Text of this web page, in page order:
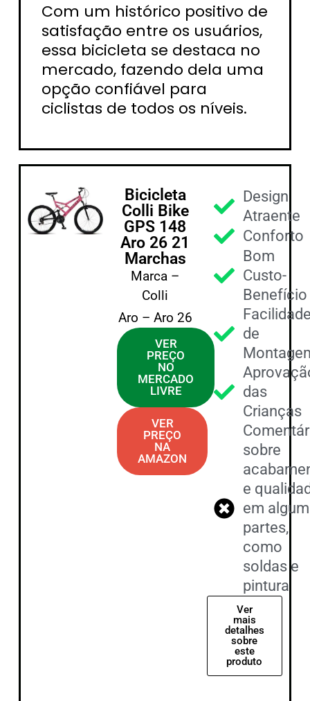
Com um histórico positivo de
satisfação entre os usuários,
essa bicicleta se destaca no
mercado, fazendo dela uma
opção confiável para
ciclistas de todos os níveis.
Bicicleta
Colli Bike
GPS 148
Aro 26 21
Marchas
Marca –
Colli
Aro – Aro 26
VER
PREÇO
NO
MERCADO
LIVRE
VER
PREÇO
NA
AMAZON
Design
Atraente
Conforto
Bom
Custo-
Benefício
de
das
Crianças
sobre
e
em
partes,
como
soldas e
pintura
Ver
mais
detalhes
sobre
este
produto